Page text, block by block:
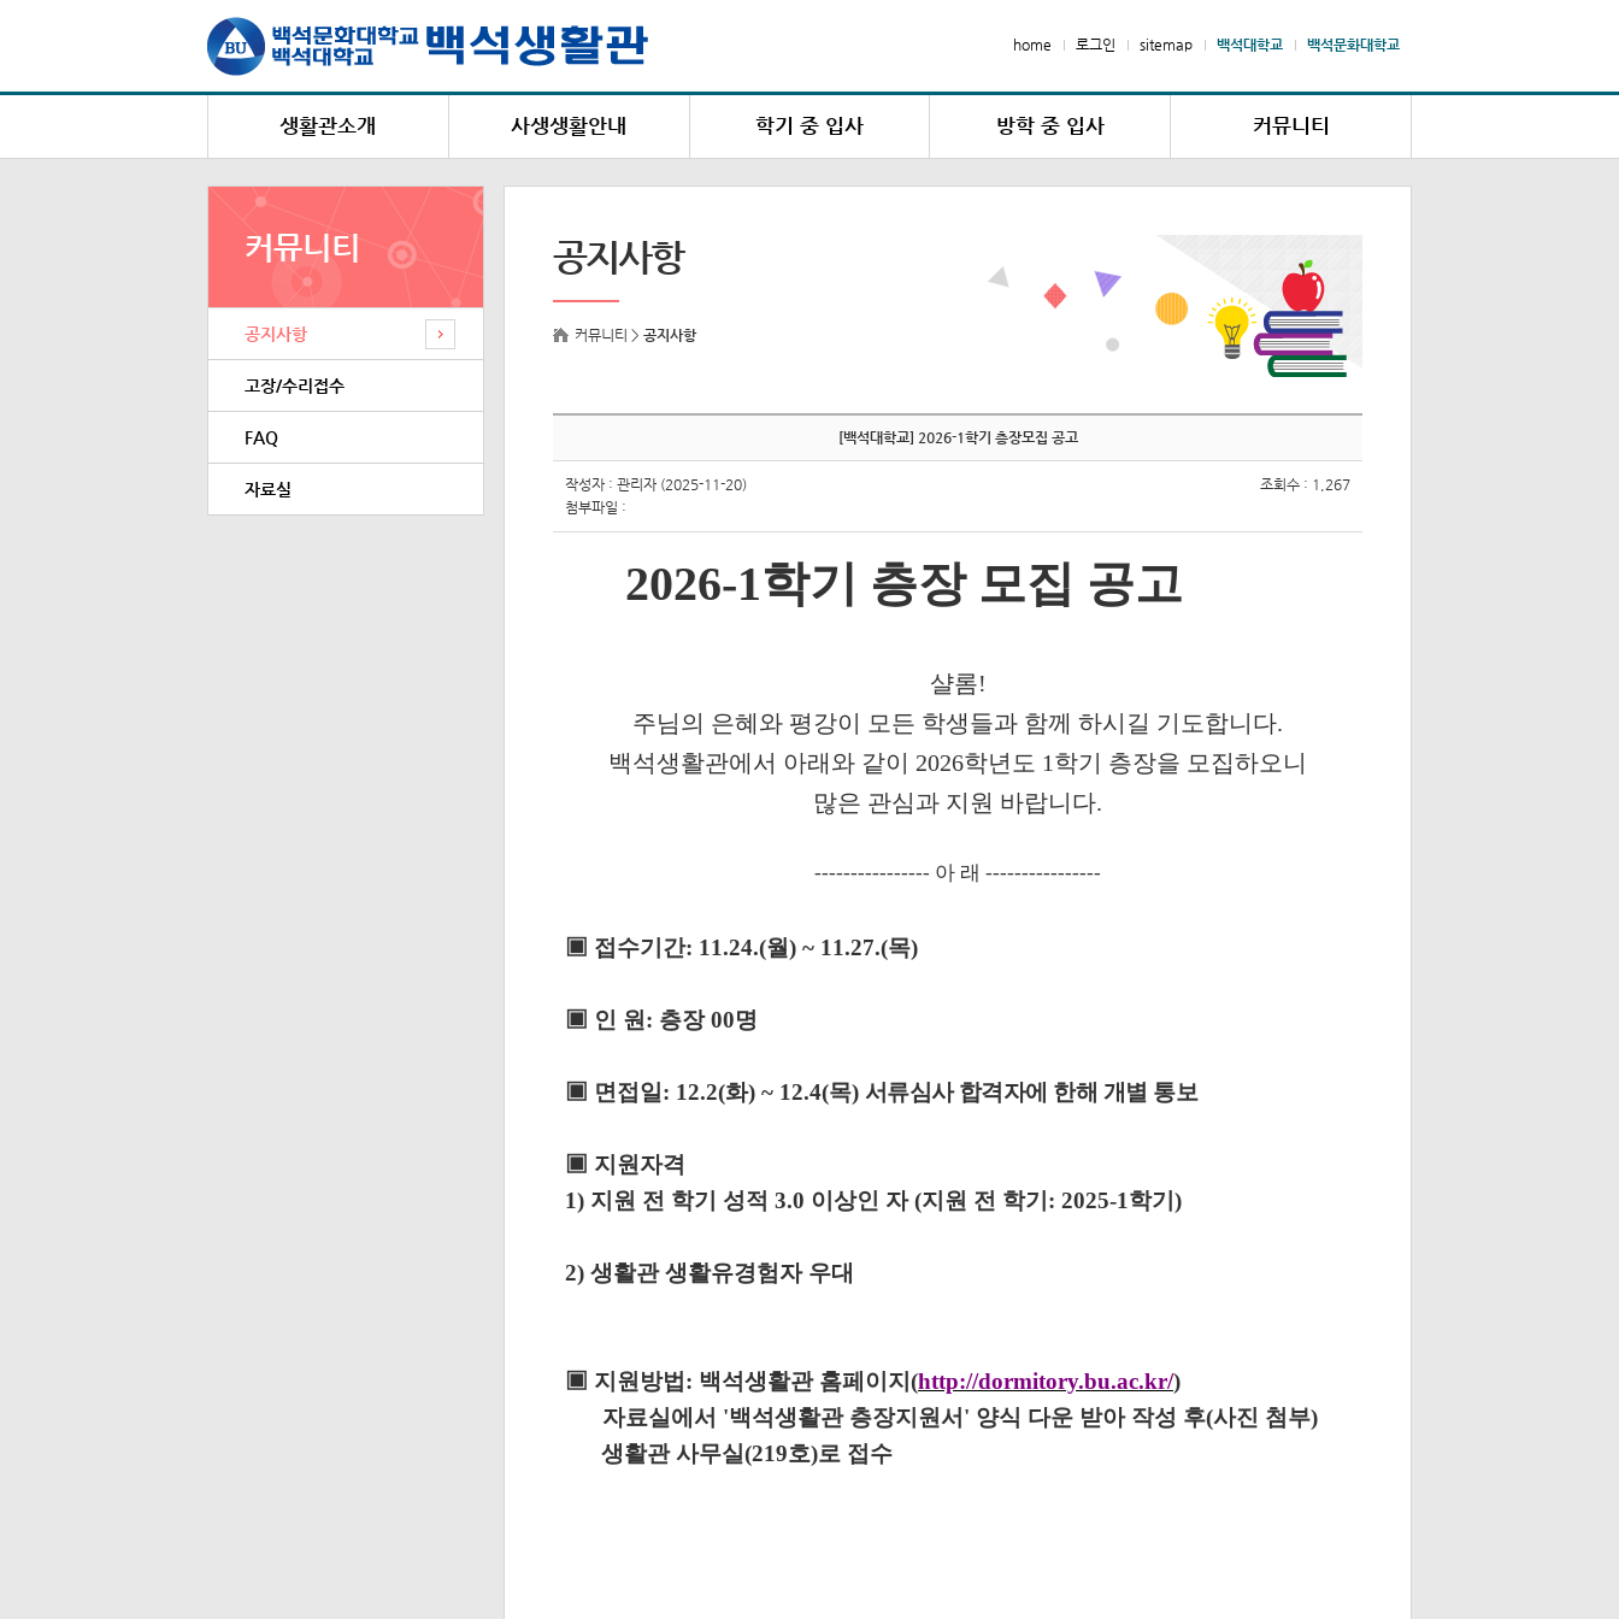
home 로그인 sitemap 백석대학교 백석문화대학교
생활관소개
생활관장 인사말
설립목적 및 연혁
편의시설
건물별 주소 및 연락처
사생생활안내
생활안내
상점/벌점 안내
택배 및 우편물 수령안내
복지 및 편의시설
학기 중 입사
입·퇴사안내
입사포기신청
방학 중 입사
입·퇴사안내
고지서조회 / 납부확인
커뮤니티
공지사항
자주하는 질문
자료실
커뮤니티
공지사항
고장/수리접수
FAQ
자료실
공지사항
커뮤니티 > 공지사항
[백석대학교] 2026-1학기 층장모집 공고
작성자 : 관리자 (2025-11-20)
조회수 : 1,267
첨부파일 :
2026-1학기 층장 모집 공고
샬롬!
주님의 은혜와 평강이 모든 학생들과 함께 하시길 기도합니다.
백석생활관에서 아래와 같이 2026학년도 1학기 층장을 모집하오니
많은 관심과 지원 바랍니다.
---------------- 아 래 ----------------
▣ 접수기간: 11.24.(월) ~ 11.27.(목)
▣ 인 원 : 층장00명
▣ 면접일 : 12.2(화) ~ 12.4(목) 서류심사 합격자에 한해 개별 통보
▣ 지원자격
1) 지원 전 학기 성적 3.0 이상인 자(지원 전 학기 : 2025-1학기 )
2) 생활관 생활유경험자 우대
▣ 지원방법 : 백석생활관 홈페이지 (http://dormitory.bu.ac.kr/)
자료실에서 '백석생활관 층장지원서 ' 양식 다운 받아 작성 후(사진 첨부)
생활관 사무실(219호)로 접수